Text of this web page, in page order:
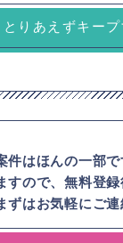
とりあえずキープ
件はほんの一部
すので、無料登
ずはお気軽にご連